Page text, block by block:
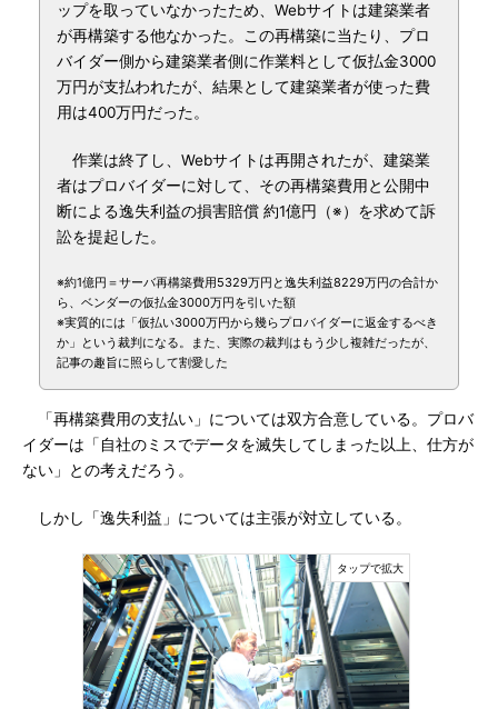
ップを取っていなかったため、Webサイトは建築業者
が再構築する他なかった。この再構築に当たり、プロ
バイダー側から建築業者側に作業料として仮払金3000
万円が支払われたが、結果として建築業者が使った費
用は400万円だった。
作業は終了し、Webサイトは再開されたが、建築業
者はプロバイダーに対して、その再構築費用と公開中
断による逸失利益の損害賠償 約1億円（※）を求めて訴
訟を提起した。
※約1億円＝サーバ再構築費用5329万円と逸失利益8229万円の合計か
ら、ベンダーの仮払金3000万円を引いた額
※実質的には「仮払い3000万円から幾らプロバイダーに返金するべき
か」という裁判になる。また、実際の裁判はもう少し複雑だったが、
記事の趣旨に照らして割愛した
「再構築費用の支払い」については双方合意している。プロバ
イダーは「自社のミスでデータを滅失してしまった以上、仕方が
ない」との考えだろう。
しかし「逸失利益」については主張が対立している。